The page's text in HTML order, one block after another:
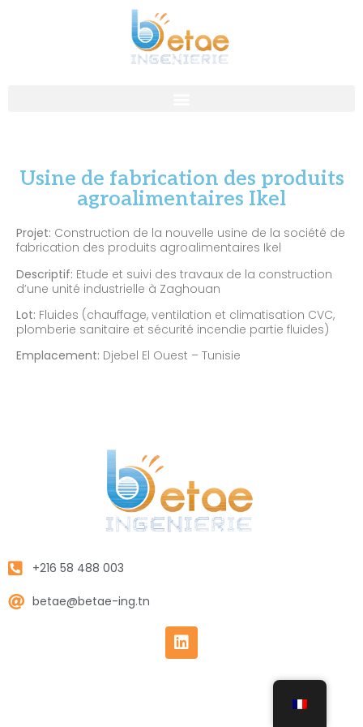
Usine de fabrication des produits
agroalimentaires Ikel
Projet: Construction de la nouvelle usine de la société de
fabrication des produits agroalimentaires Ikel
Descriptif: Etude et suivi des travaux de la construction
d’une unité industrielle à Zaghouan
Lot: Fluides (chauffage, ventilation et climatisation CVC,
plomberie sanitaire et sécurité incendie partie fluides)
Emplacement: Djebel El Ouest – Tunisie
+216 58 488 003
betae@betae-ing.tn